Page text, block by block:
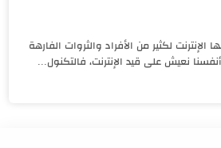
الإنترنت لكثير من الأفراد والثروات الفارهة
أنفسنا نعيش على قيد الإنترنت، فالتكنول...